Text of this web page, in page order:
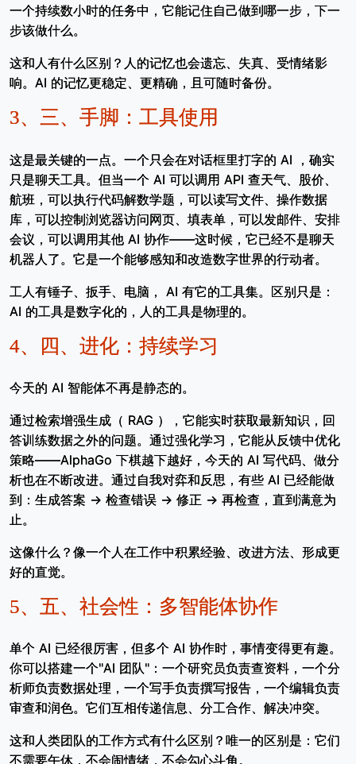
一个持续数小时的任务中，它能记住自己做到哪一步，下一
步该做什么。
这和人有什么区别？人的记忆也会遗忘、失真、受情绪影
响。AI 的记忆更稳定、更精确，且可随时备份。
3、 三、手脚：工具使用
这是最关键的一点。一个只会在对话框里打字的 AI ，确实
只是聊天工具。但当一个 AI 可以调用 API 查天气、股价、
航班，可以执行代码解数学题，可以读写文件、操作数据
库，可以控制浏览器访问网页、填表单，可以发邮件、安排
会议，可以调用其他 AI 协作——这时候，它已经不是聊天
机器人了。它是一个能够感知和改造数字世界的行动者。
工人有锤子、扳手、电脑， AI 有它的工具集。区别只是：
AI 的工具是数字化的，人的工具是物理的。
4、 四、进化：持续学习
今天的 AI 智能体不再是静态的。
通过检索增强生成（ RAG ），它能实时获取最新知识，回
答训练数据之外的问题。通过强化学习，它能从反馈中优化
策略——AlphaGo 下棋越下越好，今天的 AI 写代码、做分
析也在不断改进。通过自我对弈和反思，有些 AI 已经能做
到：生成答案 → 检查错误 → 修正 → 再检查，直到满意为
止。
这像什么？像一个人在工作中积累经验、改进方法、形成更
好的直觉。
5、 五、社会性：多智能体协作
单个 AI 已经很厉害，但多个 AI 协作时，事情变得更有趣。
你可以搭建一个"AI 团队"：一个研究员负责查资料，一个分
析师负责数据处理，一个写手负责撰写报告，一个编辑负责
审查和润色。它们互相传递信息、分工合作、解决冲突。
这和人类团队的工作方式有什么区别？唯一的区别是：它们
不需要午休，不会闹情绪，不会勾心斗角。